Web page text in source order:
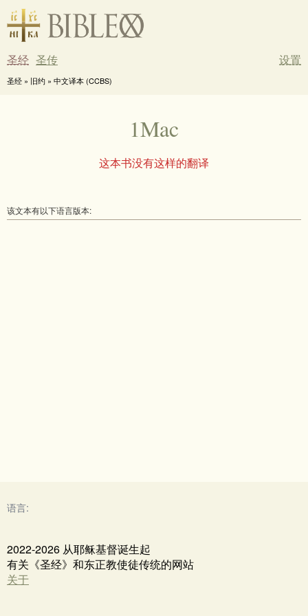
圣经 圣传 设置
圣经 » 旧约 » 中文译本 (CCBS)
1Mac
这本书没有这样的翻译
该文本有以下语言版本:
语言:
2022-2026 从耶稣基督诞生起
有关《圣经》和东正教使徒传统的网站
关于